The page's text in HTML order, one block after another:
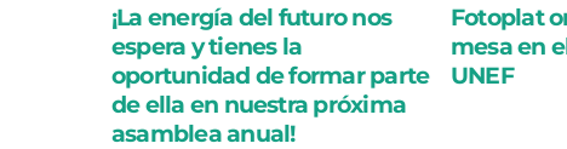
¡La energía del futuro nos
espera y tienes la
oportunidad de formar parte
de ella en nuestra próxima
asamblea anual!
Fotoplat
mesa en
UNEF